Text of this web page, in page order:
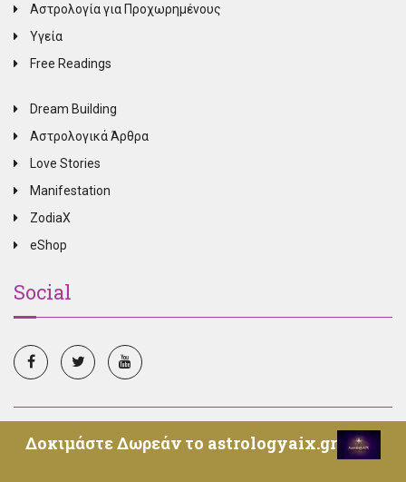
Αστρολογία για Προχωρημένους
Υγεία
Free Readings
Dream Building
Αστρολογικά Άρθρα
Love Stories
Manifestation
ZodiaX
eShop
Social
© Copyright 2025, All Rights Reserved, Oroskopos.tv -
Επικοινωνία- Όροι Χρήσης
Δοκιμάστε Δωρεάν το astrologyaix.gr